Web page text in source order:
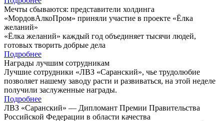
Мечты сбываются: представители холдинга
«МордовАлкоПром» приняли участие в проекте «Ёлка
желаний»
«Ёлка желаний» каждый год объединяет тысячи людей,
готовых творить добрые дела
Подробнее
Награды лучшим сотрудникам
Лучшие сотрудники «ЛВЗ «Саранский», чье трудолюбие
позволяет нашему заводу расти и развиваться, на этой неделе
получили заслуженные награды.
Подробнее
ЛВЗ «Саранский» — Дипломант Премии Правительства
Российской Федерации в области качества